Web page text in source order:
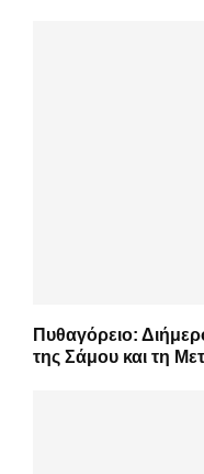
Πυθαγόρειο:
της Σάμου και τη